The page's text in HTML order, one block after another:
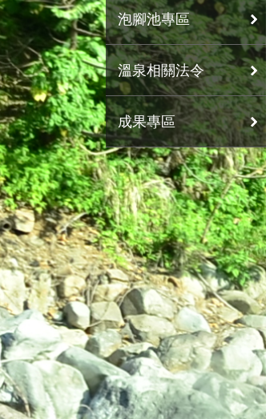
泡腳池專區
溫泉相關法令
成果專區